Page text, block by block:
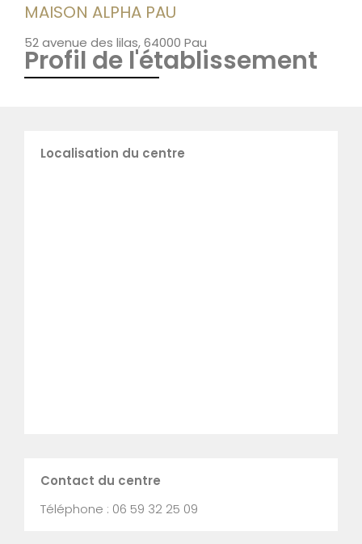
MAISON ALPHA PAU
52 avenue des lilas, 64000 Pau
Profil de l'établissement
Localisation du centre
Contact du centre
Téléphone : 06 59 32 25 09